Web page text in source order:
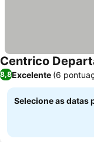
Centrico
8,8Excelente (6
Selecione as datas